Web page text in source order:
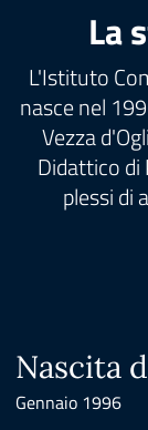
La
L'Istituto
nasce nel
Vezza
Didattico
plessi di
Nascita
Gennaio 1996